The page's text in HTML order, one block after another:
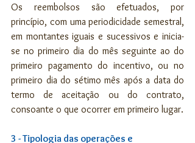
Os reembolsos são efetuados, por
princípio, com uma periodicidade semestral,
em montantes iguais e sucessivos e inicia-
se no primeiro dia do mês seguinte ao do
primeiro pagamento do incentivo, ou no
primeiro dia do sétimo mês após a data do
termo de aceitação ou do contrato,
consoante o que ocorrer em primeiro lugar.
3 - Tipologia das operações e